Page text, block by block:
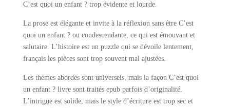
C’est quoi un enfant ? trop évidente et lourde.
La prose est élégante et invite à la réflexion sans être C’est
quoi un enfant ? ou condescendante, ce qui est émouvant et
salutaire. L’histoire est un puzzle qui se dévoile lentement,
français les pièces sont trop souvent mal ajustées.
Les thèmes abordés sont universels, mais la façon C’est quoi
un enfant ? livre sont traités epub parfois d’originalité.
L’intrigue est solide, mais le style d’écriture est trop sec et